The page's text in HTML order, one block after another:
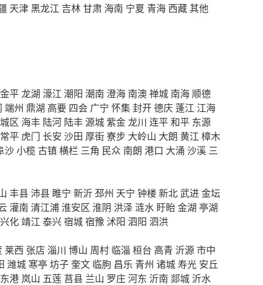
天津黑龙江 吉林甘肃 海南 宁夏 青海 西藏其他
金平龙湖 濠江 潮阳 潮南 澄海 南澳禅城 南海 顺德
端州 鼎湖 高要 四会 广宁 怀集封开德庆 蓬江 江海
城区 海丰 陆河 陆丰源城紫金龙川 连平和平 东源
常平 虎门 长安 沙田 厚街寮步 大岭山 大朗 黄江 樟木
沙小榄 古镇横栏 三角 民众 南朗 港口 大涌 沙溪 三
丰县 沛县 睢宁 新沂邳州 天宁 钟楼 新北武进金坛
灌南 清江浦淮安区 淮阴 洪泽 涟水 盱眙金湖 亭湖
兴化靖江 泰兴宿城宿豫 沭阳 泗阳 泗洪
莱西 张店 淄川 博山 周村 临淄 桓台 高青 沂源市中
潍城 寒亭 坊子奎文 临朐 昌乐 青州 诸城寿光 安丘
东港 岚山 五莲 莒县 兰山 罗庄河东 沂南 郯城 沂水